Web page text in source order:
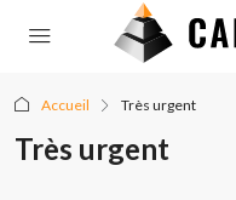
Accueil Très urgent
Très urgent